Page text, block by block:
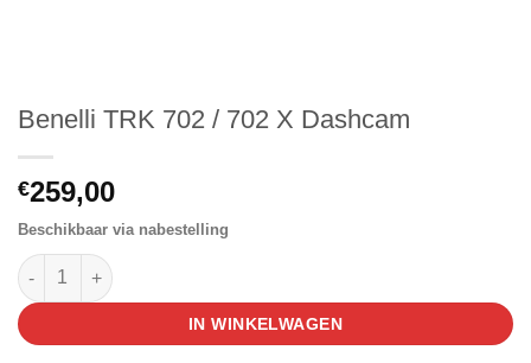
Benelli TRK 702 / 702 X Dashcam
€259,00
Beschikbaar via nabestelling
Benelli TRK 702 / 702 X Dashcam aantal
IN WINKELWAGEN